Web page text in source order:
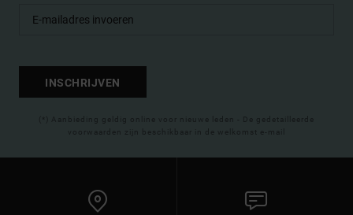
INSCHRIJVEN
(*) Aanbieding geldig online voor nieuwe leden - De gedetailleerde
voorwaarden zijn beschikbaar in de welkomst e-mail